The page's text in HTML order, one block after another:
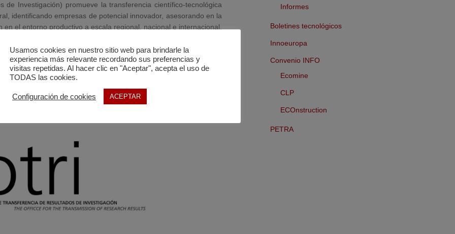
de Investigación) promueve la transferencia científico-tecnológica
identificando empresas de potencial innovador, asesorando en la
el entorno productivo a escala regional, nacional e internacional.
de Difusión Tecnológica, de Gestión Documental y de Gestión
e internacionalización de las empresas en el sector de la piedra
de innovación de gran alcance y la penetración en las
y gestión.
Informes
Boletines tecnológicos
Innoeuropa
Convenio INFO
Ecomine
CLP
ECOnstruction
PETRA
Usamos cookies en nuestro sitio web para brindarle la
experiencia más relevante recordando sus preferencias y
visitas repetidas. Al hacer clic en "Aceptar", acepta el uso de
TODAS las cookies.
Configuración de cookies ACEPTAR